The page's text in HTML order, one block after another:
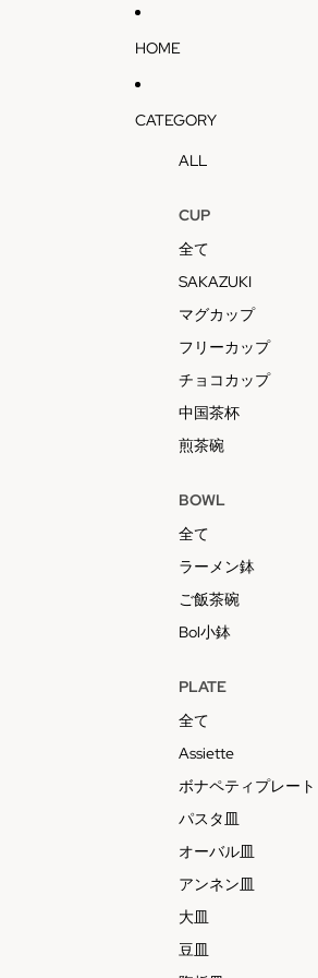
HOME
CATEGORY
ALL
CUP
全て
SAKAZUKI
マグカップ
フリーカップ
チョコカップ
中国茶杯
煎茶碗
BOWL
全て
ラーメン鉢
ご飯茶碗
Bol小鉢
PLATE
全て
Assiette
ボナペティプレート
パスタ皿
オーバル皿
アンネン皿
大皿
豆皿